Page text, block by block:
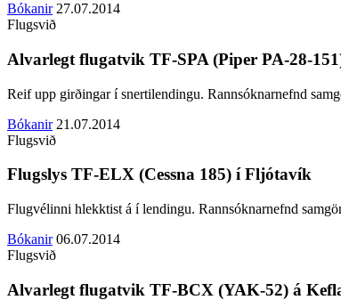
Bókanir 27.07.2014
Flugsvið
Alvarlegt flugatvik TF-SPA (Piper PA-28-
Reif upp girðingar í snertilendingu. Rannsóknarnefnd
Bókanir 21.07.2014
Flugsvið
Flugslys TF-ELX (Cessna 185) í Fljótavík
Flugvélinni hlekktist á í lendingu. Rannsóknarnefnd
Bókanir 06.07.2014
Flugsvið
Alvarlegt flugatvik TF-BCX (YAK-52) á